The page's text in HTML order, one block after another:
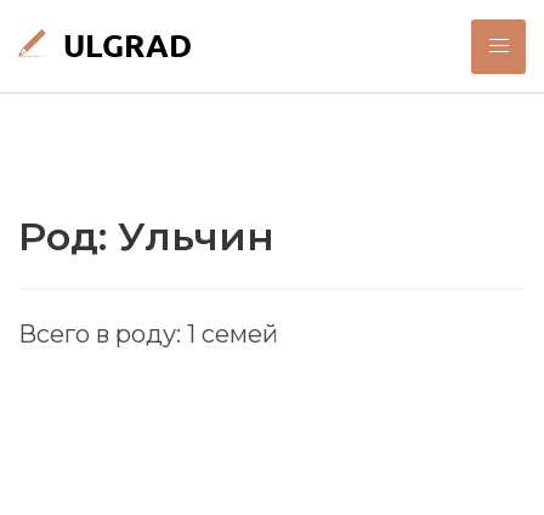
Род: Ульчин
Всего в роду: 1 семей